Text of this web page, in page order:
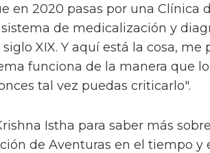
en 2020 pasas por una Clínica
de medicalización y
XIX. Y aquí está la cosa, me
funciona de la manera que
tal vez puedas criticarlo".
Istha para saber más
de Aventuras en el tiempo y